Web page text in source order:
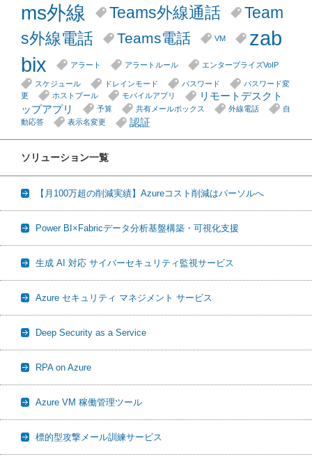
ms外線
Teams外線通話
Team
s外線電話
Teams電話 VM
zab
bix
アラート アラートルール エンタープライズVoIP
スケジュール ドレインモード パスワード
パスワード変
更
ホストプール モバイルアプリ
リモートデスクト
ップアプリ
予算 共有メールボックス 外線電話
自
動応答
表示名変更 認証
ソリューション一覧
【月100万超の削減実績】Azureコスト削減はパーソルへ
Power BI×Fabricデータ分析基盤構築・可視化支援
生成 AI 対応 サイバーセキュリティ監視サービス
Azure セキュリティ マネジメント サービス
Deep Security as a Service
RPA on Azure
Azure VM 稼働管理ツール
標的型攻撃メール訓練サービス